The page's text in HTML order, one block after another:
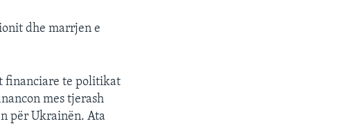
dhe marrjen e
financiare te politikat
mes tjerash
për Ukrainën. Ata